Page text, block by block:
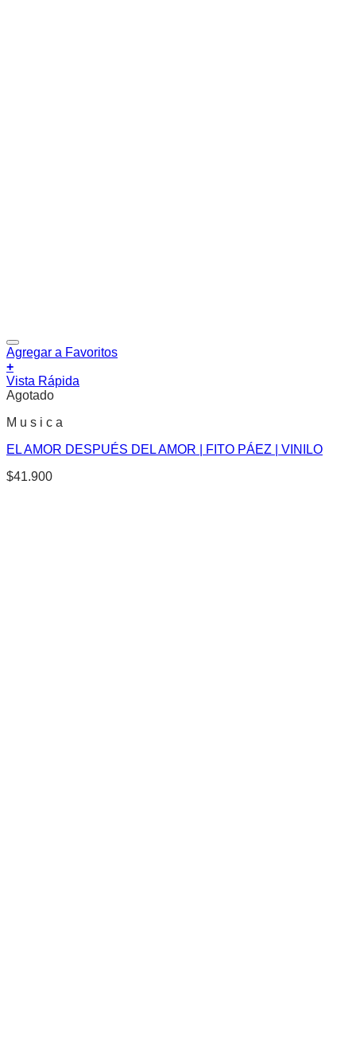
Agregar a Favoritos
+
Vista Rápida
Agotado
M u s i c a
EL AMOR DESPUÉS DEL AMOR | FITO PÁEZ | VINILO
$41.900